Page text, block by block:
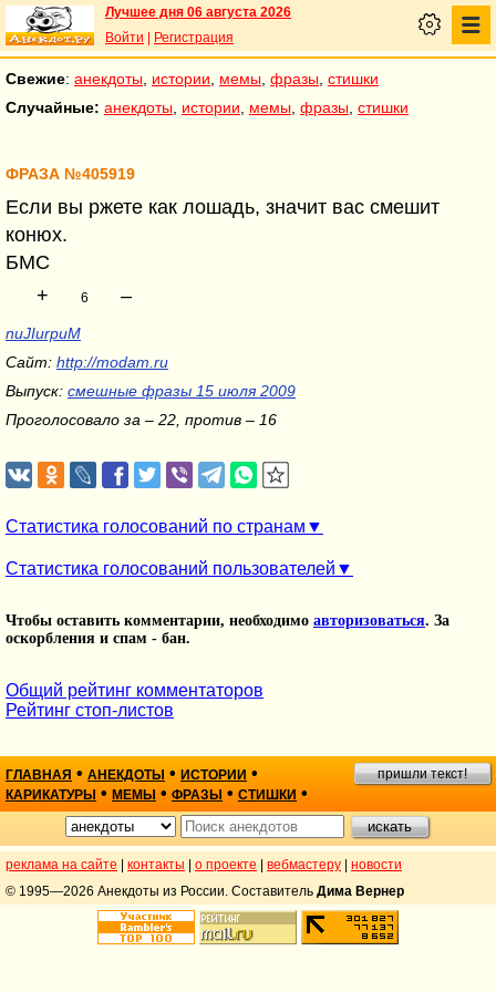
Лучшее дня 06 августа 2026
Войти
Регистрация
Свежие: анекдоты истории мемы фразы стишки
Случайные: анекдоты истории мемы фразы стишки
ФРАЗА №405919
Если вы ржете как лошадь, значит вас смешит
конюх.
БМС
+
6 –
nuJIurpuM
Сайт: http://modam.ru
Выпуск: смешные фразы 15 июля 2009
Проголосовало за – 22, против – 16
Статистика голосований по странам
Статистика голосований пользователей
Чтобы оставить комментарии, необходимо авторизоваться. За
оскорбления и спам - бан.
Общий рейтинг комментаторов
Рейтинг стоп-листов
ГЛАВНАЯ • АНЕКДОТЫ • ИСТОРИИ •
КАРИКАТУРЫ • МЕМЫ • ФРАЗЫ • СТИШКИ •
пришли текст!
реклама на сайте контакты о проекте вебмастеру
новости
© 1995—2026 Анекдоты из России. Составитель Дима Вернер